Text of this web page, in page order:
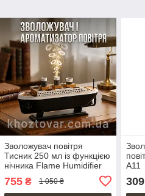
Зволожувач повітря
Тисник 250 мл із функцією
нічника Flame Humidifier
755₴ 1 050 ₴
А11
309